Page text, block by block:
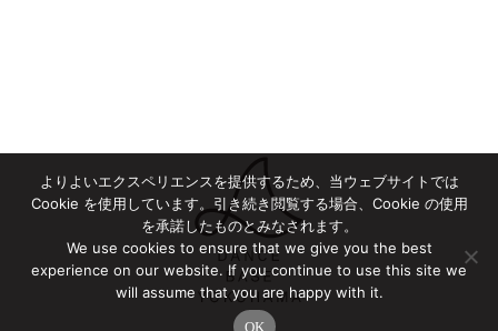
よりよいエクスペリエンスを提供するため、当ウェブサイトでは
Cookie を使用しています。引き続き閲覧する場合、Cookie の使用
を承諾したものとみなされます。
We use cookies to ensure that we give you the best
experience on our website. If you continue to use this site we
will assume that you are happy with it.
OK